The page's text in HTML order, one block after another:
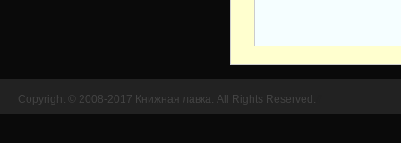
Copyright © 2008-2017 Книжная лавка. All Rights Reserved.